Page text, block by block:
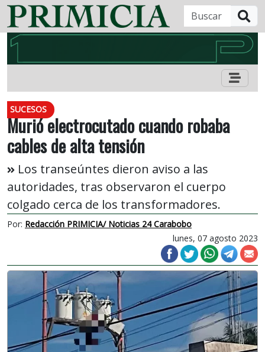
SUCESOS
Murió electrocutado cuando robaba
cables de alta tensión
Los transeúntes dieron aviso a las
autoridades, tras observaron el cuerpo
colgado cerca de los transformadores.
Por: Redacción PRIMICIA/ Noticias 24 Carabobo
lunes, 07 agosto 2023